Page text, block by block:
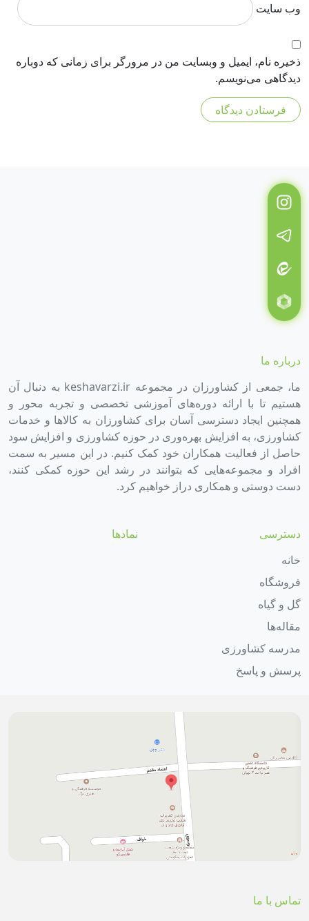
وب‌ سایت
ذخیره نام، ایمیل و وبسایت من در مرورگر برای زمانی که دوباره
دیدگاهی می‌نویسم.
درباره ما
ما، جمعی از کشاورزان در مجموعه keshavarzi.ir به دنبال آن
هستیم تا با ارائه دوره‌های آموزشی تخصصی و تجربه محور و
همچنین ایجاد دسترسی آسان برای کشاورزان به کالاها و خدمات
کشاورزی، به افزایش بهره‌وری در حوزه کشاورزی و افزایش سود
حاصل از فعالیت همکاران خود کمک کنیم. در این مسیر به سمت
افراد و مجموعه‌هایی که بتوانند در رشد این حوزه کمکی کنند،
دست دوستی و همکاری دراز خواهیم کرد.
دسترسی
خانه
فروشگاه
گل و گیاه
مقاله‌ها
مدرسه کشاورزی
پرسش و پاسخ
نمادها
تماس با ما